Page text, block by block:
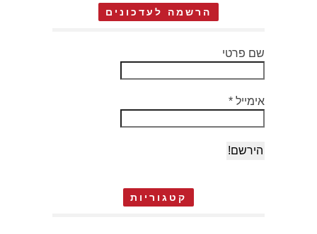
הרשמה לעדכונים
שם פרטי
אימייל *
קטגוריות